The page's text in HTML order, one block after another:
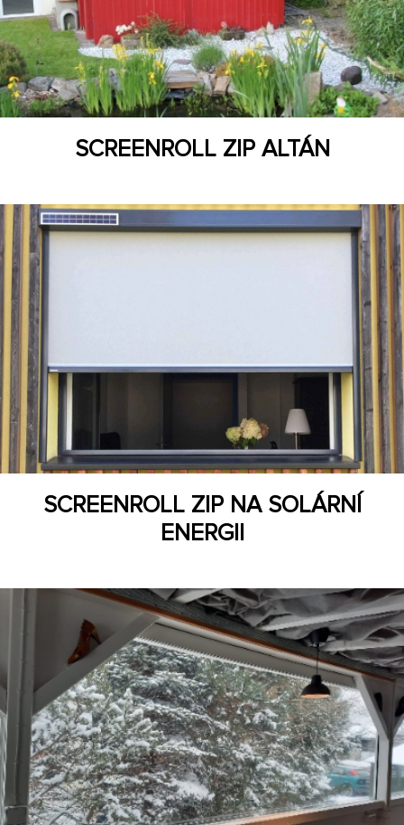
SCREENROLL ZIP ALTÁN
SCREENROLL ZIP NA SOLÁRNÍ
ENERGII